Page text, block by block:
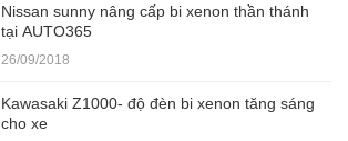
Nissan sunny nâng cấp bi xenon thần thánh
tại AUTO365
26/09/2018
Kawasaki Z1000- độ đèn bi xenon tăng sáng
cho xe